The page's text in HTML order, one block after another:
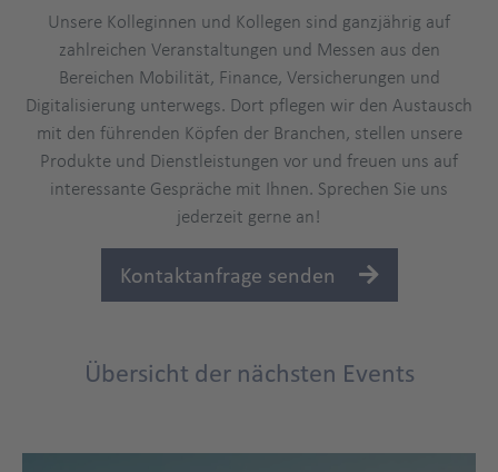
Unsere Kolleginnen und Kollegen sind ganzjährig auf
zahlreichen Veranstaltungen und Messen aus den
Bereichen Mobilität, Finance, Versicherungen und
Digitalisierung unterwegs. Dort pflegen wir den Austausch
mit den führenden Köpfen der Branchen, stellen unsere
Produkte und Dienstleistungen vor und freuen uns auf
interessante Gespräche mit Ihnen. Sprechen Sie uns
jederzeit gerne an!
Kontaktanfrage senden
Übersicht der nächsten Events